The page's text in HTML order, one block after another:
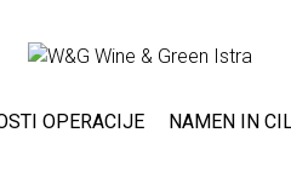
OPERACIJE NAMEN IN
programa